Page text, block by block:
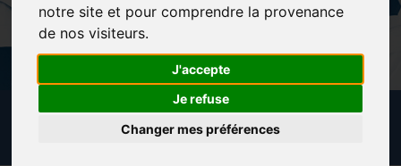
notre site et pour comprendre la provenance
de nos visiteurs.
J'accepte
Je refuse
Changer mes préférences
CALENDRIER DES FORMATIONS